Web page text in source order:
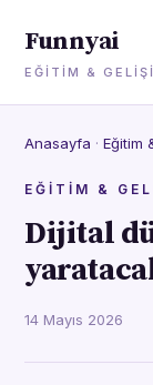
Funnyai
EĞITIM &
Anasayfa · Eğitim
EĞITIM &
Dijital
14 Mayıs 2026